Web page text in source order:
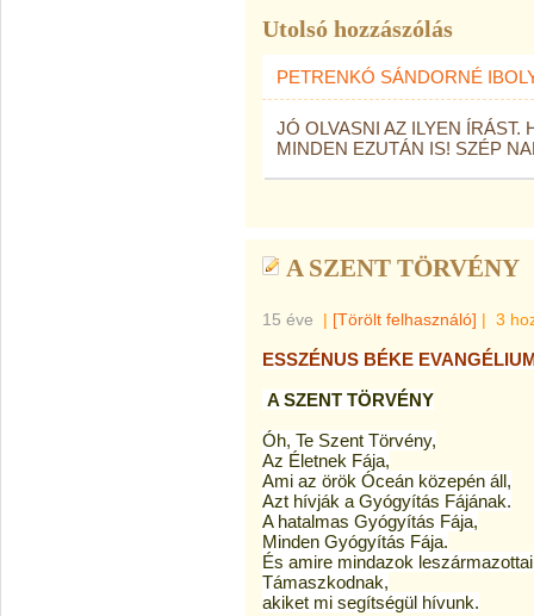
Utolsó hozzászólás
PETRENKÓ SÁNDORNÉ
JÓ OLVASNI AZ ILYEN ÍRÁST.
MINDEN EZUTÁN IS! SZÉP
A SZENT TÖRVÉNY
15 éve | [Törölt felhasználó] | 3
ESSZÉNUS BÉKE
A SZENT TÖRVÉNY
Óh, Te Szent Törvény,
Az Életnek Fája,
Ami az örök Óceán közepén áll,
Azt hívják a Gyógyítás Fájának.
A hatalmas Gyógyítás Fája,
Minden Gyógyítás Fája.
És amire mindazok leszármazottai
Támaszkodnak,
akiket mi segítségül hívunk.